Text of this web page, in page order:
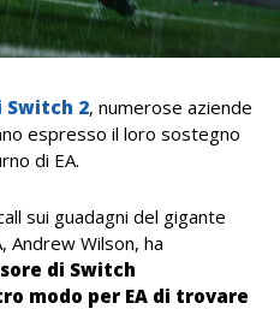
Switch 2, numerose aziende
espresso il loro sostegno
di EA.
sui guadagni del gigante
Andrew Wilson, ha
di Switch
modo per EA di trovare